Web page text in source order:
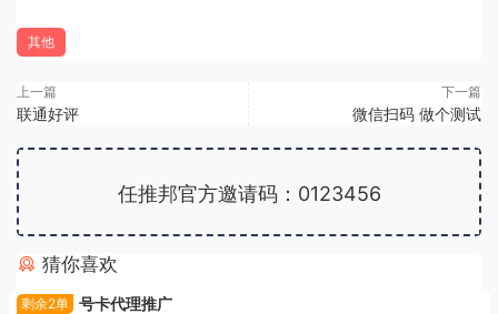
其他
上一篇
联通好评
下一篇
微信扫码 做个测试
任推邦官方邀请码：0123456
猜你喜欢
剩余2单 号卡代理推广